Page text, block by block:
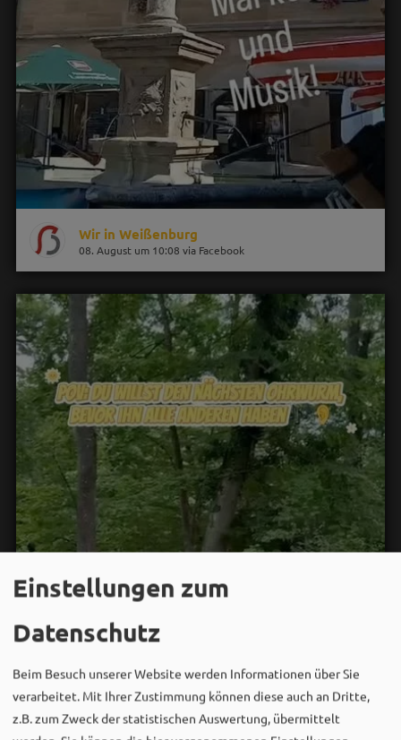
Wir in Weißenburg
08. August um 10:08 via Facebook
Einstellungen zum
Datenschutz
Beim Besuch unserer Website werden Informationen über Sie
verarbeitet. Mit Ihrer Zustimmung können diese auch an Dritte,
z.B. zum Zweck der statistischen Auswertung, übermittelt